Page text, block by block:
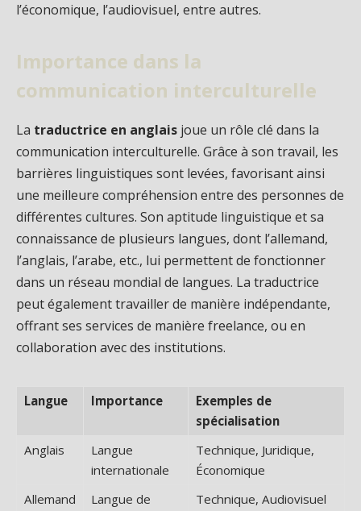
l’économique, l’audiovisuel, entre autres.
Importance dans la
communication interculturelle
La traductrice en anglais joue un rôle clé dans la
communication interculturelle. Grâce à son travail, les
barrières linguistiques sont levées, favorisant ainsi
une meilleure compréhension entre des personnes de
différentes cultures. Son aptitude linguistique et sa
connaissance de plusieurs langues, dont l’allemand,
l’anglais, l’arabe, etc., lui permettent de fonctionner
dans un réseau mondial de langues. La traductrice
peut également travailler de manière indépendante,
offrant ses services de manière freelance, ou en
collaboration avec des institutions.
Langue Importance
Exemples de
spécialisation
Anglais
Langue
internationale
Technique, Juridique,
Économique
Allemand
Langue de
Technique, Audiovisuel